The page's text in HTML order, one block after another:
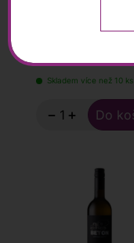
Skladem více než 10 ks
− +